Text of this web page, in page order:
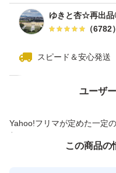
・以上ご理解頂けるお客
ゆきと杏☆再出
（6782）
スピード＆安心発送
ユーザ
Yahoo!フリマが定めた一定
付与しています
価格の相談
この商品の
この商品をみている人に